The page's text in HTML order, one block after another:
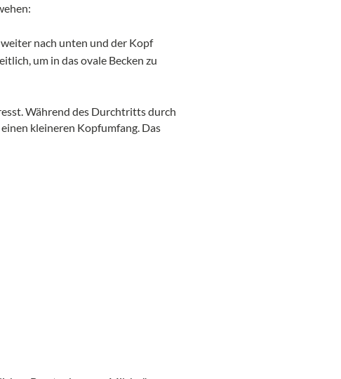
nach unten und der Kopf
um in das ovale Becken zu
Während des Durchtritts durch
kleineren Kopfumfang. Das